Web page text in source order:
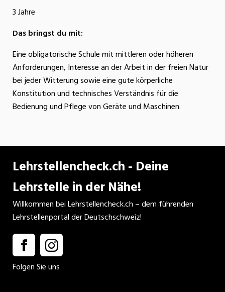
3 Jahre
Das bringst du mit:
Eine obligatorische Schule mit mittleren oder höheren
Anforderungen, Interesse an der Arbeit in der freien Natur
bei jeder Witterung sowie eine gute körperliche
Konstitution und technisches Verständnis für die
Bedienung und Pflege von Geräte und Maschinen.
Lehrstellencheck.ch - Deine
Lehrstelle in der Nähe!
Willkommen bei Lehrstellencheck.ch – dem führenden
Lehrstellenportal der Deutschschweiz!
Folgen Sie uns